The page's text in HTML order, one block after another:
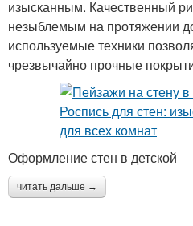
изысканным. Качественный
незыблемым на протяжении
используемые техники
чрезвычайно прочные
Оформление стен в детской
читать дальше →